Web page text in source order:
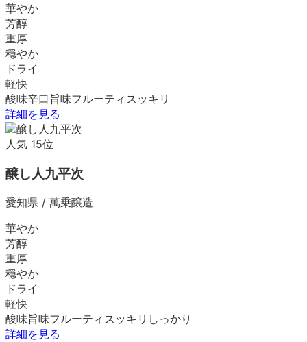
華やか
芳醇
重厚
穏やか
ドライ
軽快
酸味辛口 旨味フルーティ スッキリ
詳細を見る
人気 15位
醸し人九平次
愛知県 / 萬乗醸造
華やか
芳醇
重厚
穏やか
ドライ
軽快
酸味旨味フルーティ スッキリ しっかり
詳細を見る